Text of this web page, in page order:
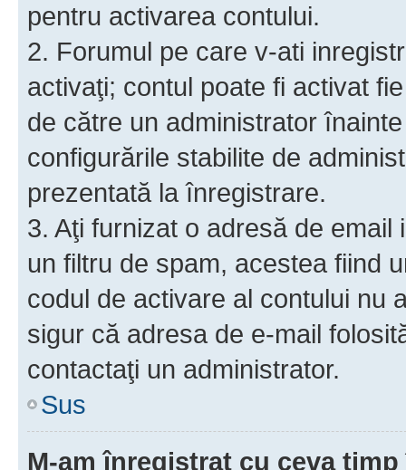
pentru activarea contului.
2. Forumul pe care v-ati
activaţi; contul poate fi activat
de către un administrator
configurările stabilite de
prezentată la înregistrare.
3. Aţi furnizat o adresă de
un filtru de spam, acestea fiind
codul de activare al contului nu
sigur că adresa de e-mail
contactaţi un administrator.
Sus
M-am înregistrat cu ceva